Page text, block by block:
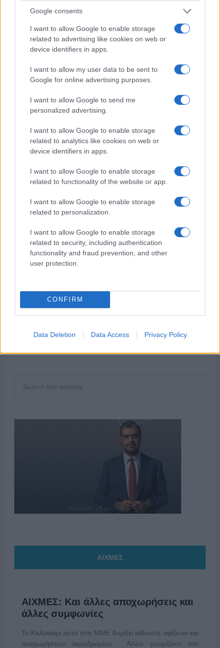
Google consents
I want to allow Google to enable storage
related to advertising like cookies on web or
device identifiers in apps.
I want to allow my user data to be sent to
Google for online advertising purposes.
I want to allow Google to send me
personalized advertising.
I want to allow Google to enable storage
related to analytics like cookies on web or
device identifiers in apps.
I want to allow Google to enable storage
related to functionality of the website or app.
I want to allow Google to enable storage
related to personalization.
I want to allow Google to enable storage
related to security, including authentication
functionality and fraud prevention, and other
user protection.
CONFIRM
Data Deletion Data Access Privacy Policy
Τηλεοπτικά
Πόλεμοι και ένα…
Τσουνάμι Αλλαγών: Η
Εβδομάδα που Ανακάτεψε
Ελληνικών Media
YouTube: Ο Δήμος
Βερύκιος ανοίγει τα χαρτιά
ΤΣΟΥΝΑΜΙ ψηφιακής οργής… συμπαρασύρει την
Ξορκίζουν τις διπλές
εκλογές στο Μαξίμου
Ο καιρός των επομένων
βοριάδες και σταδιακή
άνοδο της θερμοκρασίας
X Facebook
ΑΙΧΜΕΣ
ΑΙΧΜΕΣ: Και άλλες αποχωρήσεις και
άλλες συμφωνίες
Το Καλοκαίρι αυτό στα ΜΜΕ θυμίζει αίθουσα αφίξεων και
αναχωρήσεων αεροδρομίου. Άλλοι γνωρίζουν τον